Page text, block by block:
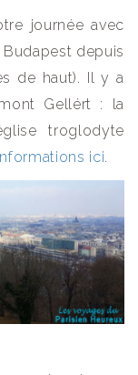
journée avec
depuis
de haut). Il y a
Gellért : la
troglodyte
ici.